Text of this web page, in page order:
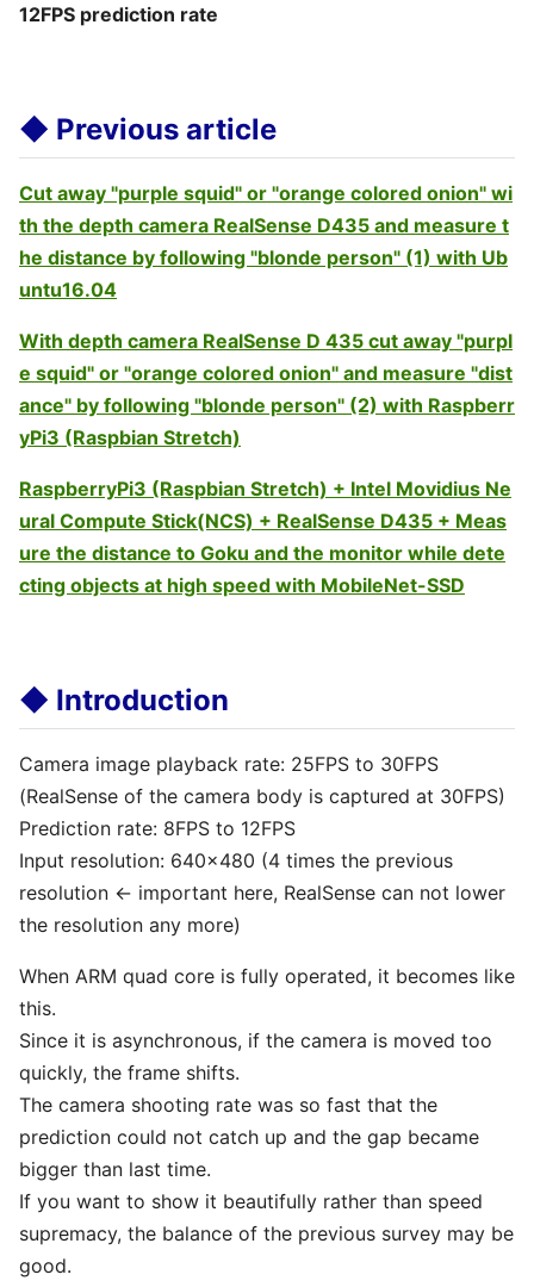
12FPS prediction rate
◆ Previous article
Cut away "purple squid" or "orange colored onion" wi
th the depth camera RealSense D435 and measure t
he distance by following "blonde person" (1) with Ub
untu16.04
With depth camera RealSense D 435 cut away "purpl
e squid" or "orange colored onion" and measure "dist
ance" by following "blonde person" (2) with Raspberr
yPi3 (Raspbian Stretch)
RaspberryPi3 (Raspbian Stretch) + Intel Movidius Ne
ural Compute Stick(NCS) + RealSense D435 + Meas
ure the distance to Goku and the monitor while dete
cting objects at high speed with MobileNet-SSD
◆ Introduction
Camera image playback rate: 25FPS to 30FPS
(RealSense of the camera body is captured at 30FPS)
Prediction rate: 8FPS to 12FPS
Input resolution: 640x480 (4 times the previous
resolution ← important here, RealSense can not lower
the resolution any more)
When ARM quad core is fully operated, it becomes like
this.
Since it is asynchronous, if the camera is moved too
quickly, the frame shifts.
The camera shooting rate was so fast that the
prediction could not catch up and the gap became
bigger than last time.
If you want to show it beautifully rather than speed
supremacy, the balance of the previous survey may be
good.